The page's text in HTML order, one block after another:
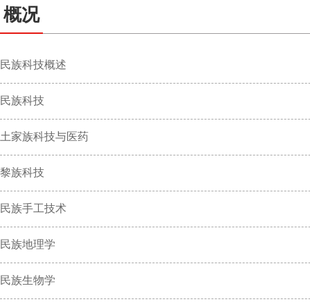
概况
民族科技概述
民族科技
土家族科技与医药
黎族科技
民族手工技术
民族地理学
民族生物学